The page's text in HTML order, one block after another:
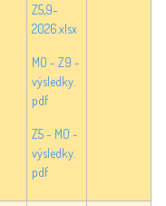
Z5,9-
2026.xlsx
MO - Z9 -
výsledky.
pdf
Z5 - MO -
výsledky.
pdf